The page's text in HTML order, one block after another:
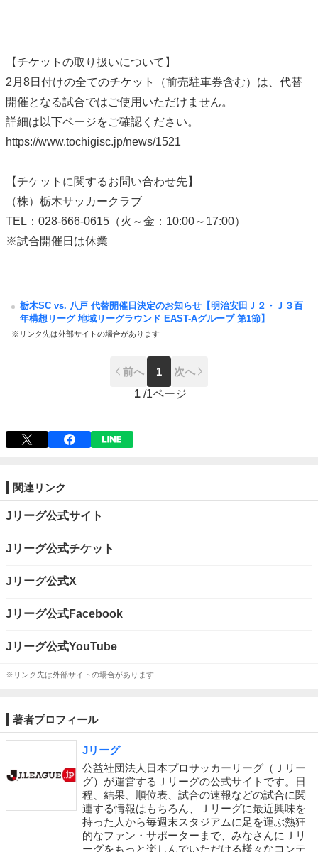
【チケットの取り扱いについて】
2月8日付けの全てのチケット（前売駐車券含む）は、代替
開催となる試合ではご使用いただけません。
詳細は以下ページをご確認ください。
https://www.tochigisc.jp/news/1521
【チケットに関するお問い合わせ先】
（株）栃木サッカークラブ
TEL：028-666-0615（火～金：10:00～17:00）
※試合開催日は休業
栃木SC vs. 八戸 代替開催日決定のお知らせ【明治安田Ｊ２・Ｊ３百
年構想リーグ 地域リーグラウンド EAST-Aグループ 第1節】
※リンク先は外部サイトの場合があります
前へ 1
次へ
1 /1ページ
関連リンク
Jリーグ公式サイト
Jリーグ公式チケット
Jリーグ公式X
Jリーグ公式Facebook
Jリーグ公式YouTube
※リンク先は外部サイトの場合があります
著者プロフィール
Jリーグ
公益社団法人日本プロサッカーリーグ（Ｊリー
グ）が運営するＪリーグの公式サイトです。日
程、結果、順位表、試合の速報などの試合に関
連する情報はもちろん、Ｊリーグに最近興味を
持った人から毎週末スタジアムに足を運ぶ熱狂
的なファン・サポーターまで、みなさんにＪリ
ーグをもっと楽しんでいただける様々なコンテ